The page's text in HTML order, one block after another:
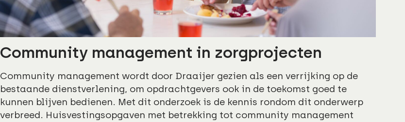
Community management in zorgprojecten
Community management wordt door Draaijer gezien als een verrijking op de
bestaande dienstverlening, om opdrachtgevers ook in de toekomst goed te
kunnen blijven bedienen. Met dit onderzoek is de kennis rondom dit onderwerp
verbreed. Huisvestingsopgaven met betrekking tot community management